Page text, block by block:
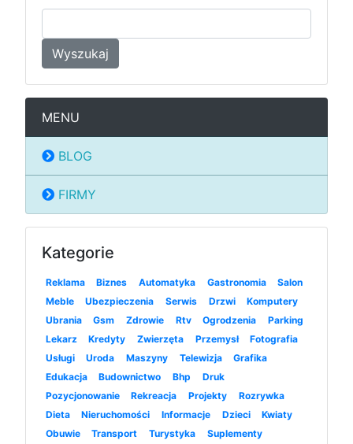
Wyszukaj
MENU
BLOG
FIRMY
Kategorie
Reklama Biznes Automatyka Gastronomia
Salon
Meble
Ubezpieczenia Serwis Drzwi
Komputery
Ubrania
Gsm Zdrowie Rtv Ogrodzenia
Parking
Lekarz
Kredyty Zwierzęta Przemysł
Fotografia
Usługi
Uroda Maszyny Telewizja
Grafika
Edukacja
Budownictwo Bhp
Druk
Pozycjonowanie
Rekreacja Projekty
Rozrywka
Dieta
Nieruchomości Informacje Dzieci
Kwiaty
Obuwie
Transport Turystyka
Suplementy